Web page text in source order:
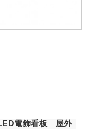
電飾看板 屋外